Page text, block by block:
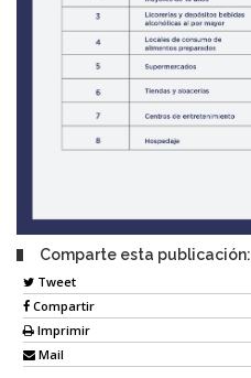
Comparte esta publicación:
Tweet
Compartir
Imprimir
Mail